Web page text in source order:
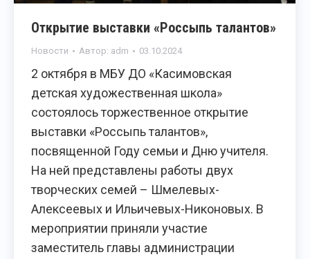
Открытие выставки «Россыпь талантов»
Новости Автор: adm 03.10.2024
2 октября в МБУ ДО «Касимовская
детская художественная школа»
состоялось торжественное открытие
выставки «Россыпь талантов»,
посвященной Году семьи и Дню учителя.
На ней представлены работы двух
творческих семей – Шмелевых-
Алексеевых и Ильичевых-Никоновых. В
мероприятии приняли участие
заместитель главы администрации